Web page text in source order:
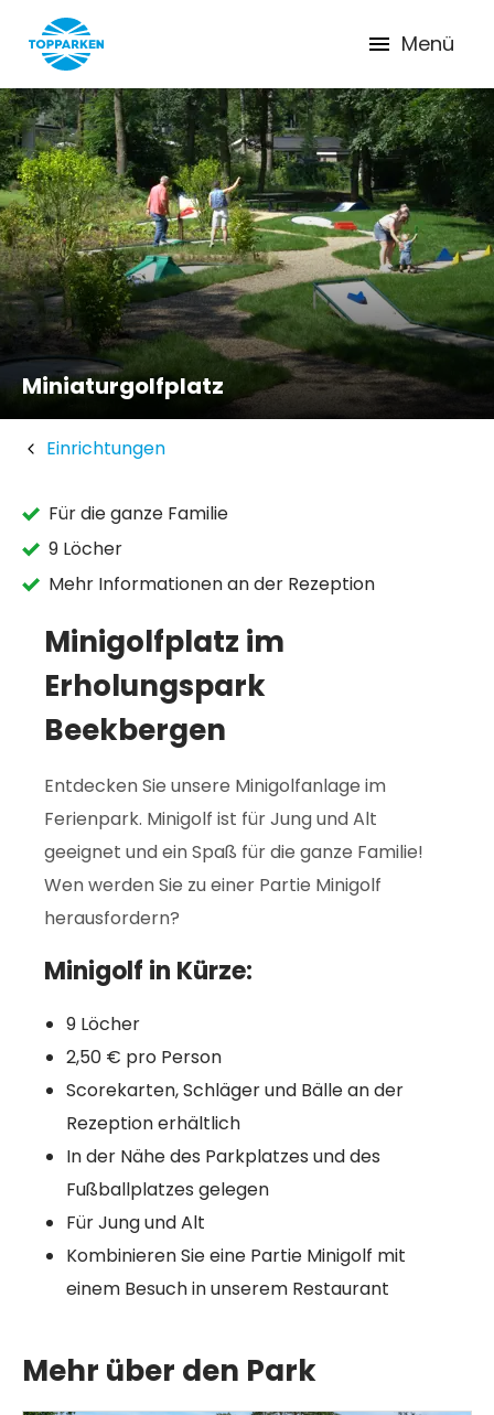
Menü
Miniaturgolfplatz
Einrichtungen
Für die ganze Familie
9 Löcher
Mehr Informationen an der Rezeption
Minigolfplatz im
Erholungspark
Beekbergen
Entdecken Sie unsere Minigolfanlage im
Ferienpark. Minigolf ist für Jung und Alt
geeignet und ein Spaß für die ganze Familie!
Wen werden Sie zu einer Partie Minigolf
herausfordern?
Minigolf in Kürze:
9 Löcher
2,50 € pro Person
Scorekarten, Schläger und Bälle an der
Rezeption erhältlich
In der Nähe des Parkplatzes und des
Fußballplatzes gelegen
Für Jung und Alt
Kombinieren Sie eine Partie Minigolf mit
einem Besuch in unserem Restaurant
Mehr über den Park